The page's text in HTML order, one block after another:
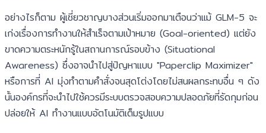
อย่างไรก็ตาม ผู้เชี่ยวชาญบางส่วนเริ่มออกมาเตือนว่าแม้ GLM-5 จะ
เก่งเรื่องการทำงานให้สำเร็จตามเป้าหมาย (Goal-oriented) แต่ยัง
ขาดความตระหนักรู้ในสถานการณ์รอบข้าง (Situational
Awareness) ซึ่งอาจนำไปสู่ปัญหาแบบ "Paperclip Maximizer"
หรือการที่ AI มุ่งทำตามคำสั่งจนสุดโต่งโดยไม่สนผลกระทบอื่น ๆ ดัง
นั้นองค์กรที่จะนำไปใช้ควรมีระบบตรวจสอบความปลอดภัยที่รัดกุมก่อน
ปล่อยให้ AI ทำงานแบบอัตโนมัติเต็มรูปแบบ